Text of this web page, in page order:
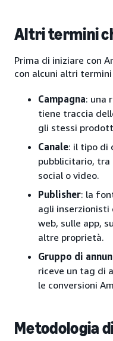
Altri termini
Prima di iniziare con
con alcuni altri
Campagna: una
tiene traccia
gli stessi
Canale: il tipo di
pubblicitario, tra
social o video.
Publisher: la
agli inserzionisti
web, sulle app,
altre proprietà.
Gruppo di
riceve un tag di
le conversioni
Metodologia